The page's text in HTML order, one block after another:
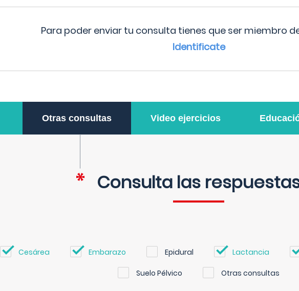
Para poder enviar tu consulta tienes que ser miembro de
Identificate
Otras consultas Video ejercicios
Consulta las
Cesárea Embarazo Epidural Lactancia
Suelo Pélvico Otras consultas